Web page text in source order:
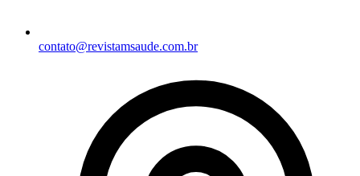
contato@revistamsaude.com.br